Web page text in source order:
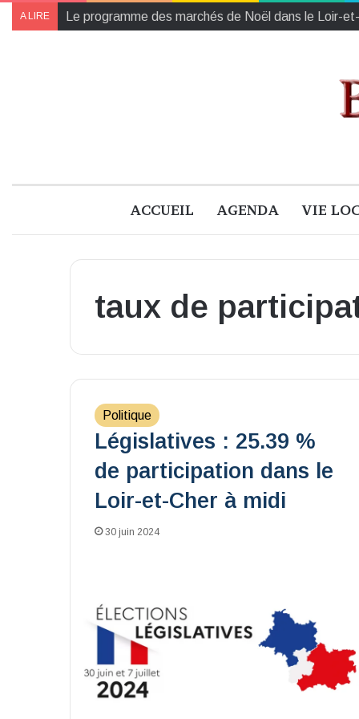
A LIRE Le programme des marchés de Noël dans le Loir-
ACCUEIL AGENDA VIE
taux de
Politique
Législatives : 25.39 %
de participation dans le
Loir-et-Cher à midi
30 juin 2024